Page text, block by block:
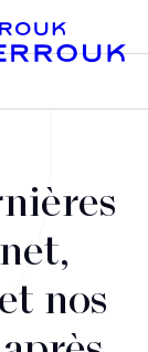
nos